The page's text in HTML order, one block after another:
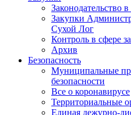
Законодательство
Закупки
Сухой Лог
Контроль в сфере
Архив
Безопасность
Муниципальные
безопасности
Все о коронавирусе
Территориальные
Единая дежурно-